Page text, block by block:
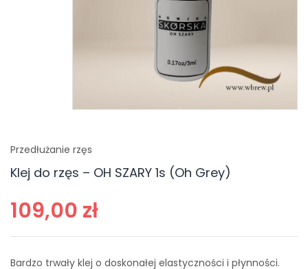
Przedłużanie rzęs
Klej do rzęs – OH SZARY 1s (Oh Grey)
109,00 zł
Bardzo trwały klej o doskonałej elastyczności i płynności.